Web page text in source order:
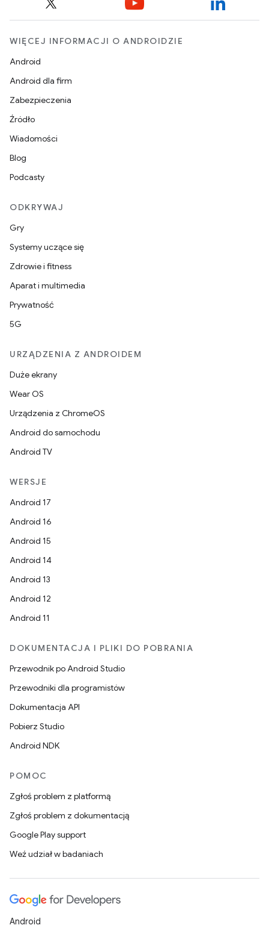
WIĘCEJ INFORMACJI O ANDROIDZIE
Android
Android dla firm
Zabezpieczenia
Źródło
Wiadomości
Blog
Podcasty
ODKRYWAJ
Gry
Systemy uczące się
Zdrowie i fitness
Aparat i multimedia
Prywatność
5G
URZĄDZENIA Z ANDROIDEM
Duże ekrany
Wear OS
Urządzenia z ChromeOS
Android do samochodu
Android TV
WERSJE
Android 17
Android 16
Android 15
Android 14
Android 13
Android 12
Android 11
DOKUMENTACJA I PLIKI DO POBRANIA
Przewodnik po Android Studio
Przewodniki dla programistów
Dokumentacja API
Pobierz Studio
Android NDK
POMOC
Zgłoś problem z platformą
Zgłoś problem z dokumentacją
Google Play support
Weź udział w badaniach
Android